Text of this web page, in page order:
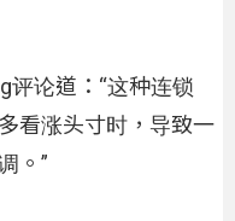
评论道：“这种连锁
看涨头寸时，导致一
。”